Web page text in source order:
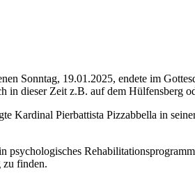
Sonntag, 19.01.2025, endete im
in dieser Zeit z.B. auf dem Hülfensberg
Kardinal Pierbattista Pizzabbella in
zu finden.